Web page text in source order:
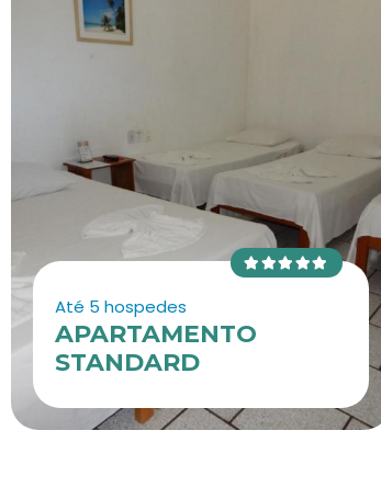
Até 5 hospedes
APARTAMENTO
STANDARD